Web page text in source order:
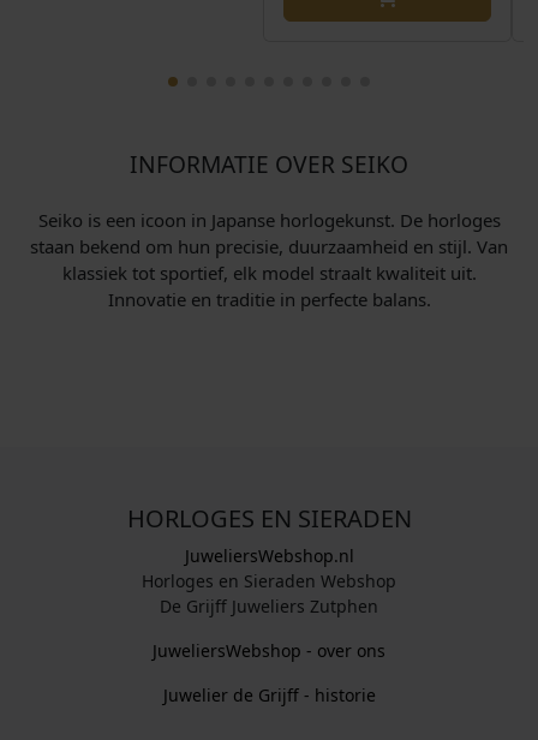
INFORMATIE OVER SEIKO
Seiko is een icoon in Japanse horlogekunst. De horloges
staan bekend om hun precisie, duurzaamheid en stijl. Van
klassiek tot sportief, elk model straalt kwaliteit uit.
Innovatie en traditie in perfecte balans.
HORLOGES EN SIERADEN
JuweliersWebshop.nl
Horloges en Sieraden Webshop
De Grijff Juweliers Zutphen
JuweliersWebshop - over ons
Juwelier de Grijff - historie